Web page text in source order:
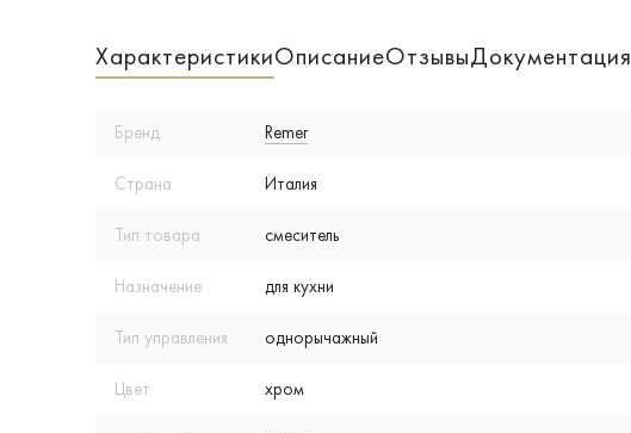
ХарактеристикиОписаниеОтзывыДокументация
Бренд Remer
Страна Италия
Тип товара смеситель
Назначение для кухни
Тип управления однорычажный
Цвет хром